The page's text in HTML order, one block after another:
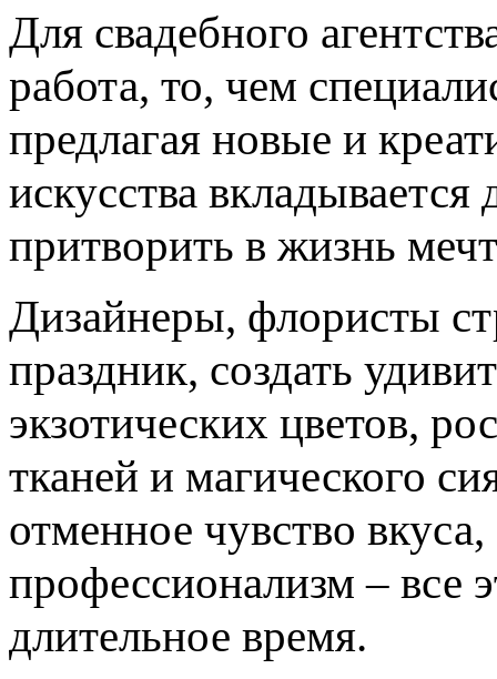
Для свадебного
работа, то, чем
предлагая новые и
искусства
притворить в жизнь
Дизайнеры, флористы
праздник, создать
экзотических цветов,
тканей и магического
отменное чувство
профессионализм – все
длительное время.